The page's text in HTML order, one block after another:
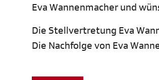
Eva Wannenmacher und
Die Stellvertretung Eva
Die Nachfolge von Eva